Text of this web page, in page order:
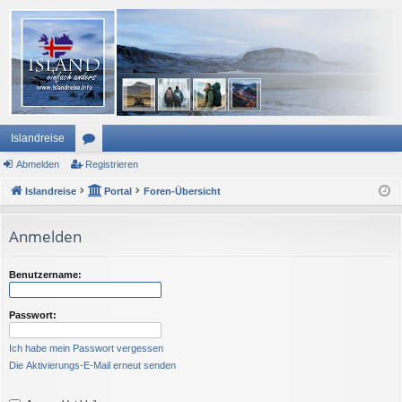
Islandreise
or
en
Abmelden Registrieren
Islandreise Portal Foren-Übersicht
Anmelden
Benutzername:
Passwort:
Ich habe mein Passwort vergessen
Die Aktivierungs-E-Mail erneut senden